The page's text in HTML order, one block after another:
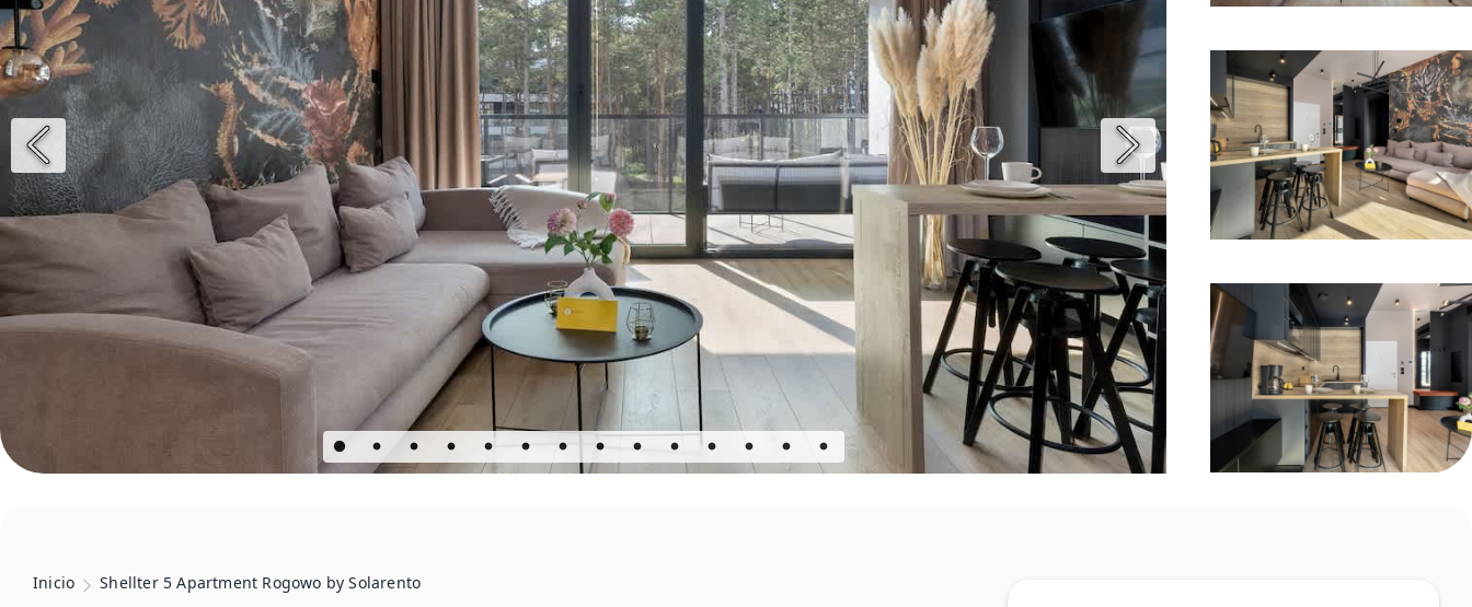
Inicio Shellter 5 Apartment Rogowo by Solarento